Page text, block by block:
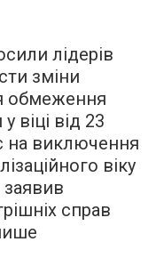
лідерів
зміни
обмеження
віці від 23
на виключення
віку
заявив
справ